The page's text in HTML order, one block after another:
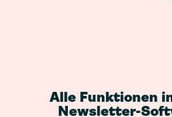
Alle Funktionen
Newsletter-